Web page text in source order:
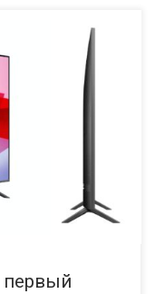
Samsung
с разрешением
В
первый ЖК-
2020 4K
года будет
первый